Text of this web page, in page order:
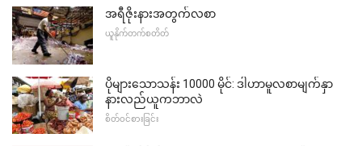
အရီဇိုးနားအတွက်လစာ
ယူနိုက်တက်စတိတ်
ပိုများသောသန်း 10000 မိုင်: ဒါဟာမူလစာမျက်နှာ
နားလည်ယူကဘာလဲ
စိတ်ဝင်စားခြင်း